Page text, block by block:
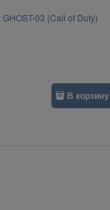
03 (Call of Duty)
В корзину